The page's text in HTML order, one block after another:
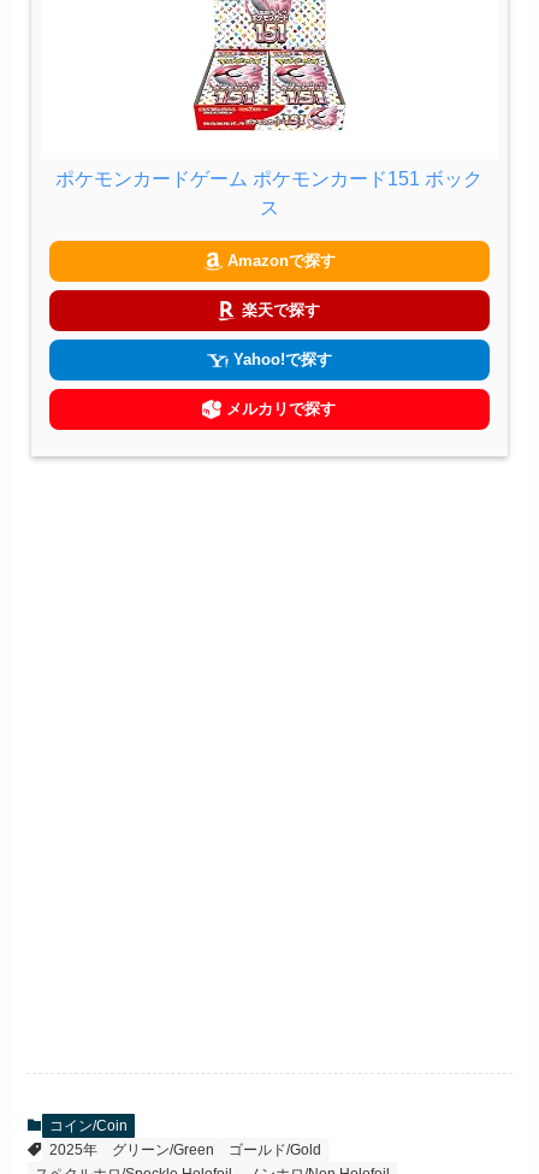
ポケモンカードゲーム ポケモンカード151 ボック
ス
Amazonで探す
楽天で探す
Yahoo!で探す
メルカリで探す
コイン/Coin
2025年
グリーン/Green
ゴールド/Gold